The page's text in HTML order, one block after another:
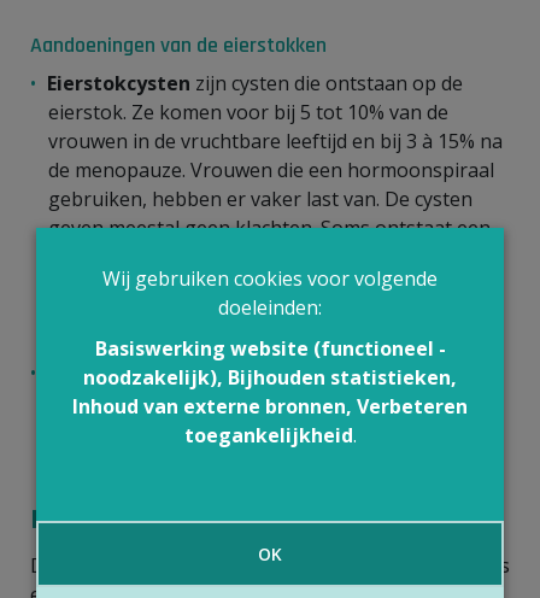
Aandoeningen van de eierstokken
Eierstokcysten zijn cysten die ontstaan op de
eierstok. Ze komen voor bij 5 tot 10% van de
vrouwen in de vruchtbare leeftijd en bij 3 à 15% na
de menopauze. Vrouwen die een hormoonspiraal
gebruiken, hebben er vaker last van. De cysten
geven meestal geen klachten. Soms ontstaat een
de blaas moet je vaker plassen. Wanneer de cyste
gedraaid zit of openscheurt, kan dit hevige pijn
uitlokken.
infectie van de cysteis ook mogelijk. Op de
eierstok kan zelfs een abces ontstaan. Dit gaat
altijd gepaard met koorts.
Hoe stelt je arts de aandoeningen vast?
De meeste aandoeningen worden vastgesteld tijdens
Wij gebruiken cookies voor volgende
doeleinden:
Basiswerking website (functioneel -
noodzakelijk), Bijhouden statistieken,
Inhoud van externe bronnen, Verbeteren
toegankelijkheid.
OK